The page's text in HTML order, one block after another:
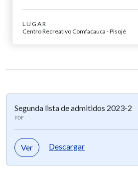
LUGAR
Centro Recreativo Comfacauca - Pisojé
Segunda lista de admitidos 2023-2
PDF
Ver Descargar